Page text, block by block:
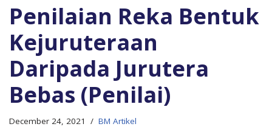
Penilaian Reka Bentuk
Kejuruteraan
Daripada Jurutera
Bebas (Penilai)
December 24, 2021 BM Artikel